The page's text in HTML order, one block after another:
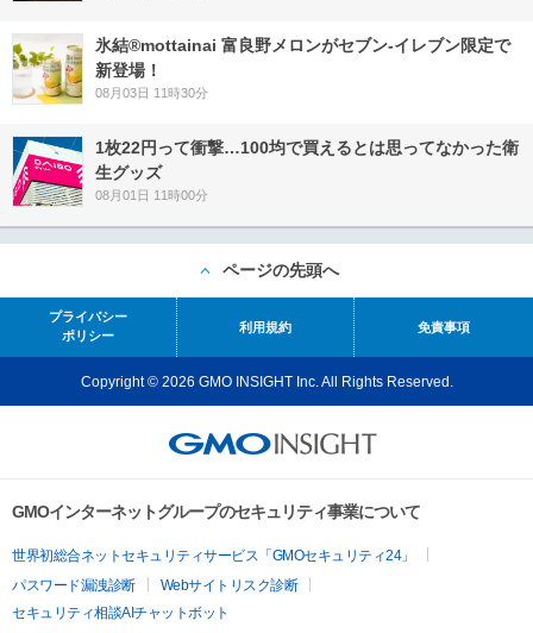
氷結®mottainai 富良野メロンがセブン‐イレブン限定で
新登場！
08月03日 11時30分
1枚22円って衝撃…100均で買えるとは思ってなかった衛
生グッズ
08月01日 11時00分
ページの先頭へ
プライバシー
ポリシー
利用規約 免責事項
Copyright © 2026 GMO INSIGHT Inc. All Rights Reserved.
GMOインターネットグループのセキュリティ事業について
世界初総合ネットセキュリティサービス「GMOセキュリティ24」
パスワード漏洩診断
Webサイトリスク診断
セキュリティ相談AIチャットボット